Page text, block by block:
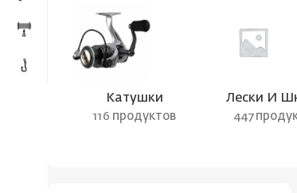
Катушки
116 продуктов
Лески И
447